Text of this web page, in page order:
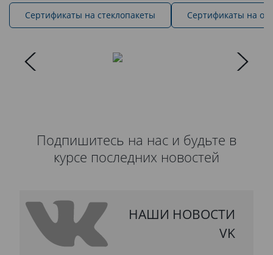
Cертификаты на стеклопакеты Сертификаты на
Подпишитесь на нас и будьте в
курсе последних новостей
НАШИ НОВОСТИ
VK